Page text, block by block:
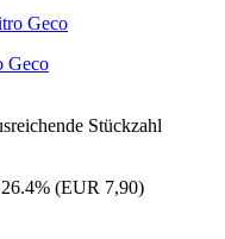
Geco
Stückzahl
26.4% (EUR 7,90)